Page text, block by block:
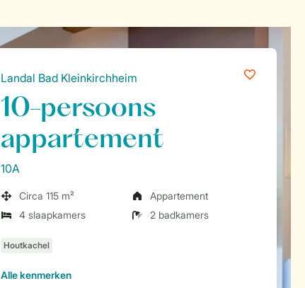
Landal Bad Kleinkirchheim
10-persoons
appartement
10A
Circa 115 m²
Appartement
4 slaapkamers
2 badkamers
Allekenmerken